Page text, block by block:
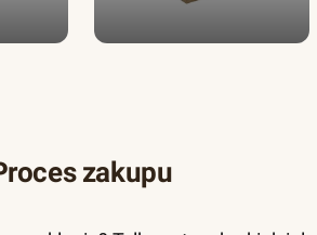
zakupu